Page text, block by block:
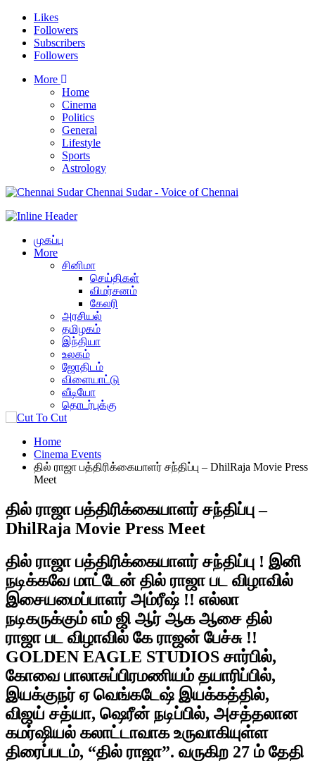
Likes
Followers
Subscribers
Followers
More
Home
Cinema
Politics
General
Lifestyle
Sports
Astrology
Chennai Sudar - Voice of Chennai
முகப்பு
More
சினிமா
செய்திகள்
விமர்சனம்
கேலரி
அரசியல்
தமிழகம்
இந்தியா
உலகம்
ஜோதிடம்
விளையாட்டு
வீடியோ
தொடர்புக்கு
Home
Cinema Events
தில் ராஜா பத்திரிக்கையாளர் சந்திப்பு – DhilRaja Movie Press
Meet
தில் ராஜா பத்திரிக்கையாளர் சந்திப்பு –
DhilRaja Movie Press Meet
தில் ராஜா பத்திரிக்கையாளர் சந்திப்பு ! இனி
நடிக்கவே மாட்டேன் தில் ராஜா பட விழாவில்
இசையமைப்பாளர் அம்ரீஷ் !! எல்லா
நடிகருக்கும் எம் ஜி ஆர் ஆக ஆசை தில்
ராஜா பட விழாவில் கே ராஜன் பேச்சு !!
GOLDEN EAGLE STUDIOS சார்பில்,
கோவை பாலாசுப்பிரமணியம் தயாரிப்பில்,
இயக்குநர் ஏ வெங்கடேஷ் இயக்கத்தில்,
விஜய் சத்யா, ஷெரீன் நடிப்பில், அசத்தலான
கமர்ஷியல் கலாட்டாவாக உருவாகியுள்ள
திரைப்படம், “தில் ராஜா”. வருகிற 27 ம் தேதி